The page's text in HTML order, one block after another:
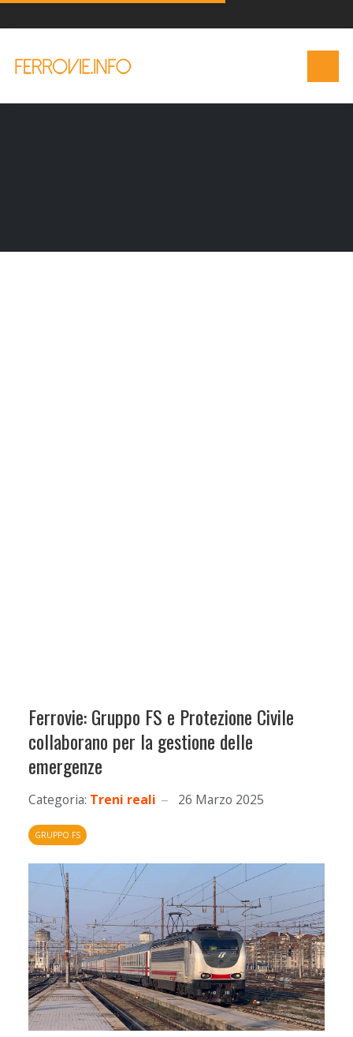
Ferrovie: Gruppo FS e Protezione Civile
collaborano per la gestione delle
emergenze
Categoria: Treni reali 26 Marzo 2025
GRUPPO FS